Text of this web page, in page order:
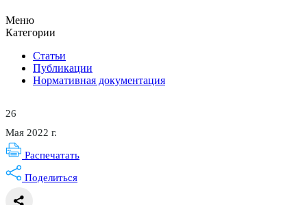
Меню
Категории
Статьи
Публикации
Нормативная документация
26
Мая 2022 г.
Распечатать
Поделиться